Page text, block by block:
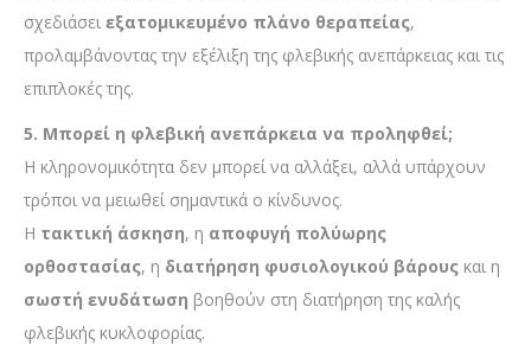
σχεδιάσει εξατομικευμένο πλάνο θεραπείας,
προλαμβάνοντας την εξέλιξη της φλεβικής ανεπάρκειας και τις
επιπλοκές της.
5. Μπορεί η φλεβική ανεπάρκεια να προληφθεί;
Η κληρονομικότητα δεν μπορεί να αλλάξει, αλλά υπάρχουν
τρόποι να μειωθεί σημαντικά ο κίνδυνος.
Η τακτική άσκηση, η αποφυγή πολύωρης
ορθοστασίας, η διατήρηση φυσιολογικού βάρους και η
σωστή ενυδάτωση βοηθούν στη διατήρηση της καλής
φλεβικής κυκλοφορίας.